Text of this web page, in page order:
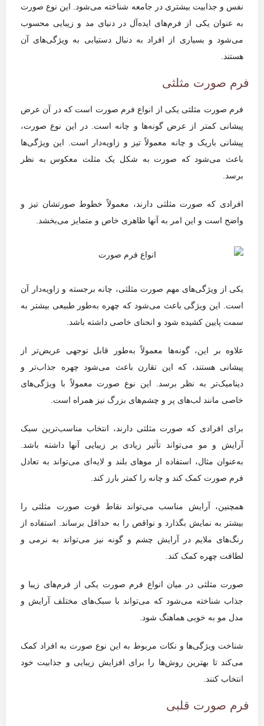
نفس و جذابیت بیشتری در جامعه شناخته می‌شود. این نوع صورت
به عنوان یکی از فرم‌های ایده‌آل در دنیای مد و زیبایی محسوب
می‌شود و بسیاری از افراد به دنبال دستیابی به ویژگی‌های آن
هستند.
فرم صورت مثلثی
فرم صورت مثلثی یکی از انواع فرم صورت است که در آن عرض
پیشانی کمتر از عرض گونه‌ها و چانه است. در این نوع صورت،
پیشانی باریک و چانه معمولاً تیز و زاویه‌دار است. این ویژگی‌ها
باعث می‌شود که صورت به شکل یک مثلث معکوس به نظر
برسد.
افرادی که صورت مثلثی دارند، معمولاً خطوط صورتشان تیز و
واضح است و این امر به آنها ظاهری خاص و متمایز می‌بخشد.
یکی از ویژگی‌های مهم صورت مثلثی، چانه برجسته و زاویه‌دار آن
است. این ویژگی باعث می‌شود که چهره به‌طور طبیعی بیشتر به
سمت پایین کشیده شود و انحنای خاصی داشته باشد.
علاوه بر این، گونه‌ها معمولاً به‌طور قابل توجهی عریض‌تر از
پیشانی هستند، که این تقارن باعث می‌شود چهره جذاب‌تر و
دینامیک‌تر به نظر برسد. این نوع صورت معمولاً با ویژگی‌های
خاصی مانند لب‌های پر و چشم‌های بزرگ نیز همراه است.
برای افرادی که صورت مثلثی دارند، انتخاب مناسب‌ترین سبک
آرایش و مو می‌تواند تأثیر زیادی بر زیبایی آنها داشته باشد.
به‌عنوان مثال، استفاده از موهای بلند و لایه‌ای می‌تواند به تعادل
فرم صورت کمک کند و چانه را کمتر بارز کند.
همچنین، آرایش مناسب می‌تواند نقاط قوت صورت مثلثی را
بیشتر به نمایش بگذارد و نواقص را به حداقل برساند. استفاده از
رنگ‌های ملایم در آرایش چشم و گونه نیز می‌تواند به نرمی و
لطافت چهره کمک کند.
صورت مثلثی در میان انواع فرم صورت یکی از فرم‌های زیبا و
جذاب شناخته می‌شود که می‌تواند با سبک‌های مختلف آرایش و
مدل مو به خوبی هماهنگ شود.
شناخت ویژگی‌ها و نکات مربوط به این نوع صورت به افراد کمک
می‌کند تا بهترین روش‌ها را برای افزایش زیبایی و جذابیت خود
انتخاب کنند.
فرم صورت قلبی